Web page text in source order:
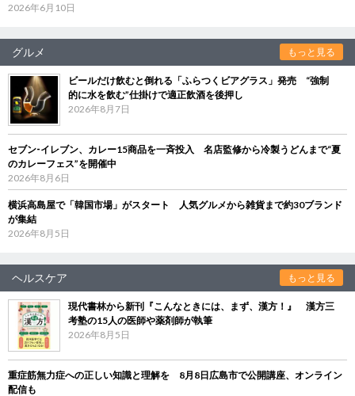
2026年6月10日
グルメ もっと見る
ビールだけ飲むと倒れる「ふらつくビアグラス」発売 “強制
的に水を飲む”仕掛けで適正飲酒を後押し
2026年8月7日
セブン‐イレブン、カレー15商品を一斉投入 名店監修から冷製うどんまで“夏
のカレーフェス”を開催中
2026年8月6日
横浜高島屋で「韓国市場」がスタート 人気グルメから雑貨まで約30ブランド
が集結
2026年8月5日
ヘルスケア もっと見る
現代書林から新刊『こんなときには、まず、漢方！』 漢方三
考塾の15人の医師や薬剤師が執筆
2026年8月5日
重症筋無力症への正しい知識と理解を 8月8日広島市で公開講座、オンライン
配信も